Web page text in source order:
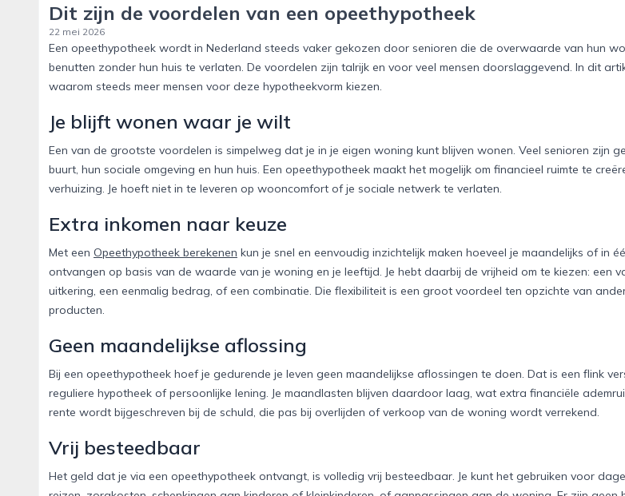
Dit zijn de voordelen van een opeethypotheek
22 mei 2026
Een opeethypotheek wordt in Nederland steeds vaker gekozen door senioren die de overwaarde van hun
benutten zonder hun huis te verlaten. De voordelen zijn talrijk en voor veel mensen doorslaggevend. In dit
waarom steeds meer mensen voor deze hypotheekvorm kiezen.
Je blijft wonen waar je wilt
Een van de grootste voordelen is simpelweg dat je in je eigen woning kunt blijven wonen. Veel senioren zijn
buurt, hun sociale omgeving en hun huis. Een opeethypotheek maakt het mogelijk om financieel ruimte te
verhuizing. Je hoeft niet in te leveren op wooncomfort of je sociale netwerk te verlaten.
Extra inkomen naar keuze
Met een Opeethypotheek berekenen kun je snel en eenvoudig inzichtelijk maken hoeveel je maandelijks of in
ontvangen op basis van de waarde van je woning en je leeftijd. Je hebt daarbij de vrijheid om te kiezen: een
uitkering, een eenmalig bedrag, of een combinatie. Die flexibiliteit is een groot voordeel ten opzichte van
producten.
Geen maandelijkse aflossing
Bij een opeethypotheek hoef je gedurende je leven geen maandelijkse aflossingen te doen. Dat is een flink
reguliere hypotheek of persoonlijke lening. Je maandlasten blijven daardoor laag, wat extra financiële
rente wordt bijgeschreven bij de schuld, die pas bij overlijden of verkoop van de woning wordt verrekend.
Vrij besteedbaar
Het geld dat je via een opeethypotheek ontvangt, is volledig vrij besteedbaar. Je kunt het gebruiken voor